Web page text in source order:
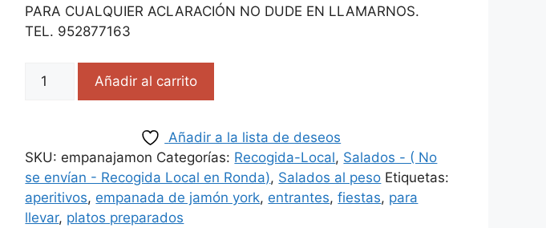
PARA CUALQUIER ACLARACIÓN NO DUDE EN LLAMARNOS.
TEL. 952877163
Añadir al carrito
Añadir a la lista de deseos
SKU: empanajamon Categorías: Recogida-Local, Salados - ( No
se envían - Recogida Local en Ronda), Salados al peso Etiquetas:
aperitivos, empanada de jamón york, entrantes,fiestas, para
llevar, platos preparados